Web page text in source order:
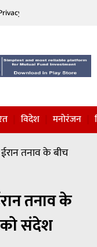
Policy
विदेश मनोरंजन
तनाव के बीच
तनाव के
को संदेश